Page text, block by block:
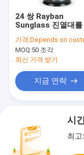
24 쌍 Rayban
Sunglass 진열대를
진열대
가격:Depends on customer's
MOQ:50 조각
최신 가격 받기
지금 연락
시
최